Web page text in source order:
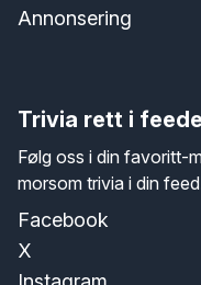
Annonsering
Trivia rett i
Følg oss i din favoritt-
morsom trivia i din
Facebook
X